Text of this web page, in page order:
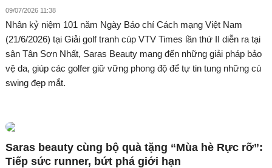
09/07/2026 11:38
Nhân kỷ niệm 101 năm Ngày Báo chí Cách mạng Việt Nam
(21/6/2026) tại Giải golf tranh cúp VTV Times lần thứ II diễn ra tại
sân Tân Sơn Nhất, Saras Beauty mang đến những giải pháp bảo
vệ da, giúp các golfer giữ vững phong độ để tự tin tung những cú
swing đẹp mắt.
Saras beauty cùng bộ quà tặng “Mùa hè Rực rỡ”:
Tiếp sức runner, bứt phá giới hạn